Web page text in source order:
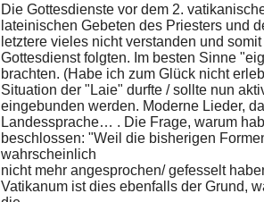
Die Gottesdienste vor dem 2.
lateinischen Gebeten des Priesters und
letztere vieles nicht verstanden und
Gottesdienst folgten. Im besten Sinne
brachten. (Habe ich zum Glück nicht
Situation der "Laie" durfte / sollte nun
eingebunden werden. Moderne Lieder,
Landessprache… . Die Frage, warum
beschlossen: "Weil die bisherigen
wahrscheinlich
nicht mehr angesprochen/ gefesselt
Vatikanum ist dies ebenfalls der Grund,